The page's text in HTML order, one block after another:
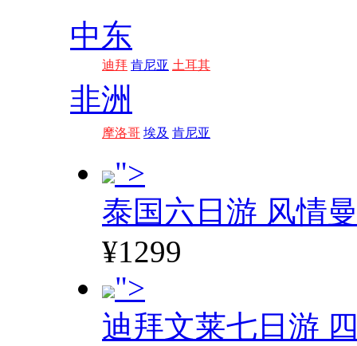
中东
迪拜 肯尼亚 土耳其
非洲
摩洛哥 埃及 肯尼亚
">
泰国六日游 风情
¥1299
">
迪拜文莱七日游